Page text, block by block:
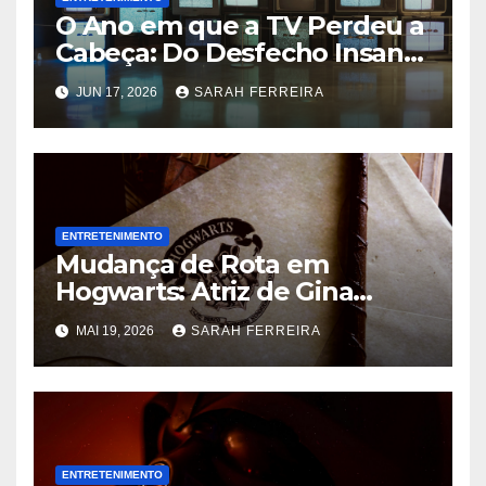
O Ano em que a TV Perdeu a
Cabeça: Do Desfecho Insano
de ‘Wandinha’ aos Melhores
Shows de 2026
JUN 17, 2026 SARAH FERREIRA
ENTRETENIMENTO
Mudança de Rota em
Hogwarts: Atriz de Gina
Weasley Deixa a Nova Série
da HBO Após a Primeira
Temporada
MAI 19, 2026 SARAH FERREIRA
ENTRETENIMENTO